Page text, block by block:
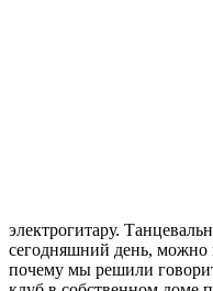
электрогитару.
сегодняшний день, можно
почему мы решили